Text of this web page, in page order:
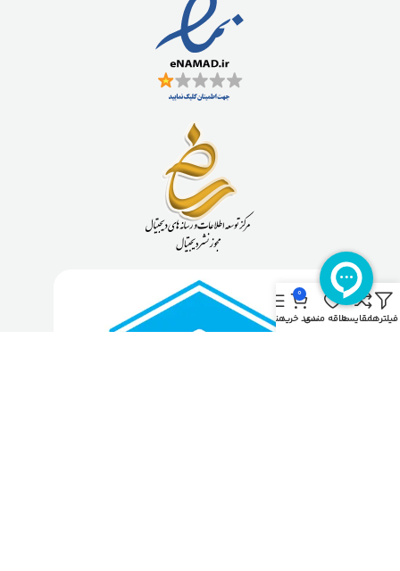
فیلترهامقایسهعلاقه مندی
0
سبد خریدمنو